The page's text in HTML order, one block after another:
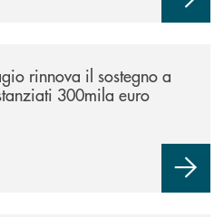
rinnova il sostegno a
300mila euro